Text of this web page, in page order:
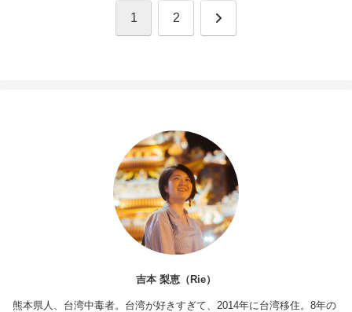
1 2 次
吉本 梨恵（Rie）
熊本県人、台湾中毒者。台湾が好きすぎて、2014年に台湾移住。8年の